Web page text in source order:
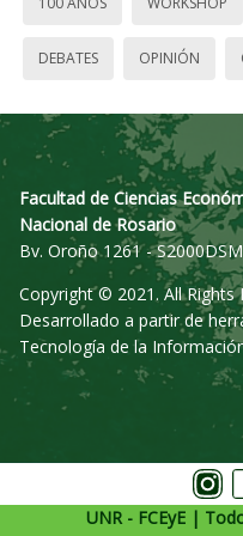
DEBATES OPINIÓN
Facultad de Ciencias
Nacional de Rosario
Bv. Oroño 1261 -
Copyright © 2021. All Rights
Desarrollado a partir de
Tecnología de la
UNR - FCEyE |